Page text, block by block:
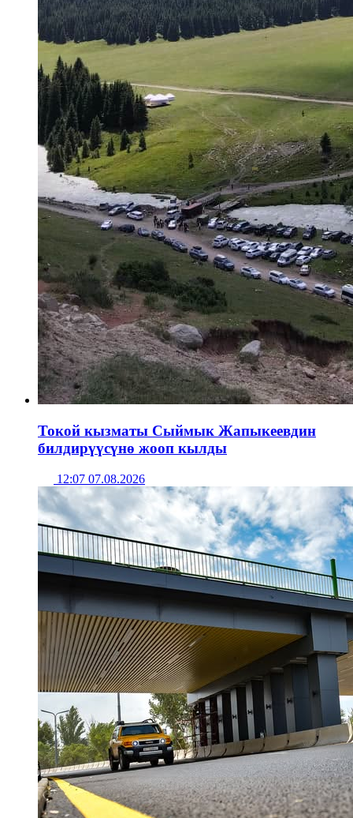
Токой кызматы Сыймык Жапыкеевдин
билдирүүсүнө жооп кылды
12:07 07.08.2026